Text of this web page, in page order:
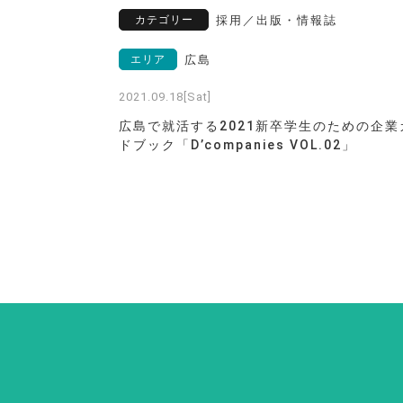
カテゴリー 採用 ／ 出版・情報誌
エリア 広島
2021.09.18[Sat]
広島で就活する2021新卒学生のための企業
ドブック「D’companies VOL.02」